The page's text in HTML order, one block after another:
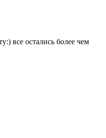
все остались более чем